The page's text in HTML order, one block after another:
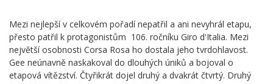
Mezi nejlepší v celkovém pořadí nepatřil a ani nevyhrál etapu,
přesto patřil k protagonistům 106. ročníku Giro d'Italia. Mezi
největší osobnosti Corsa Rosa ho dostala jeho tvrdohlavost.
Gee neúnavně naskakoval do dlouhých úniků a bojoval o
etapová vítězství. Čtyřikrát dojel druhý a dvakrát čtvrtý. Druhý